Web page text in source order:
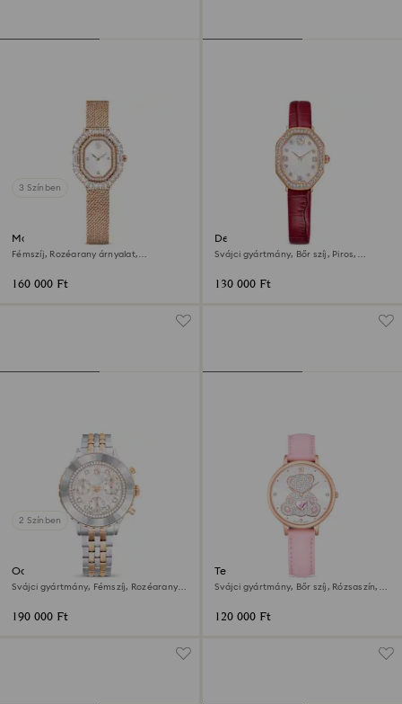
3 Színben
Matrix octagon óra
Fémszíj, Rozéarany árnyalat,
160 000 Ft
Dextera octagon óra
Svájci gyártmány, Bőr szíj, Piros,
130 000 Ft
2 Színben
Octea chrono óra
Svájci gyártmány, Fémszíj, Rozéarany
190 000 Ft
Teddy óra
Svájci gyártmány, Bőr szíj, Rózsaszín,
120 000 Ft